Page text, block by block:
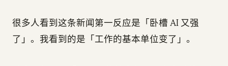
很多人看到这条新闻第一反应是「卧槽 AI 又强
了」。我看到的是「工作的基本单位变了」。